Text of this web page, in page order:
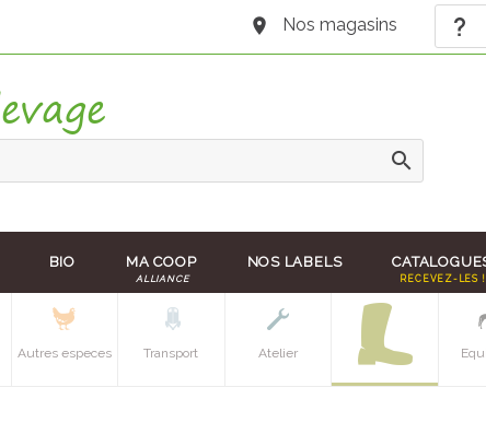
Nos magasins
BIO MA COOP
ALLIANCE
NOS LABELS
RECEVEZ-LES !
Autres especes Transport Atelier